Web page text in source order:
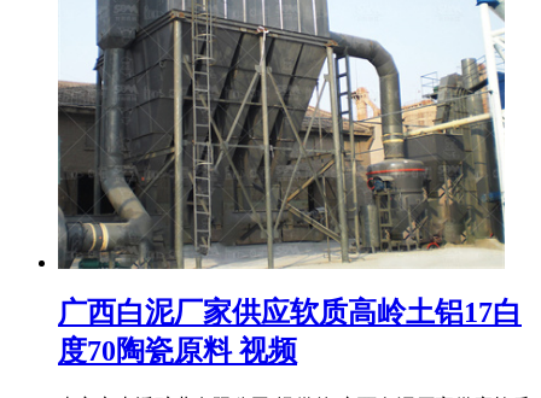
广西白泥厂家供应软质高岭土铝17白
度70陶瓷原料 视频